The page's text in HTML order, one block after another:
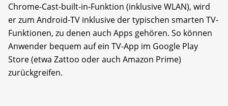
Chrome-Cast-built-in-Funktion (inklusive WLAN), wird
er zum Android-TV inklusive der typischen smarten TV-
Funktionen, zu denen auch Apps gehören. So können
Anwender bequem auf ein TV-App im Google Play
Store (etwa Zattoo oder auch Amazon Prime)
zurückgreifen.